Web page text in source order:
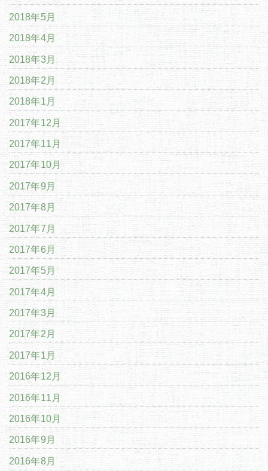
2018年5月
2018年4月
2018年3月
2018年2月
2018年1月
2017年12月
2017年11月
2017年10月
2017年9月
2017年8月
2017年7月
2017年6月
2017年5月
2017年4月
2017年3月
2017年2月
2017年1月
2016年12月
2016年11月
2016年10月
2016年9月
2016年8月